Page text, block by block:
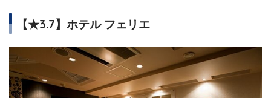
【★3.7】ホテル フェリエ